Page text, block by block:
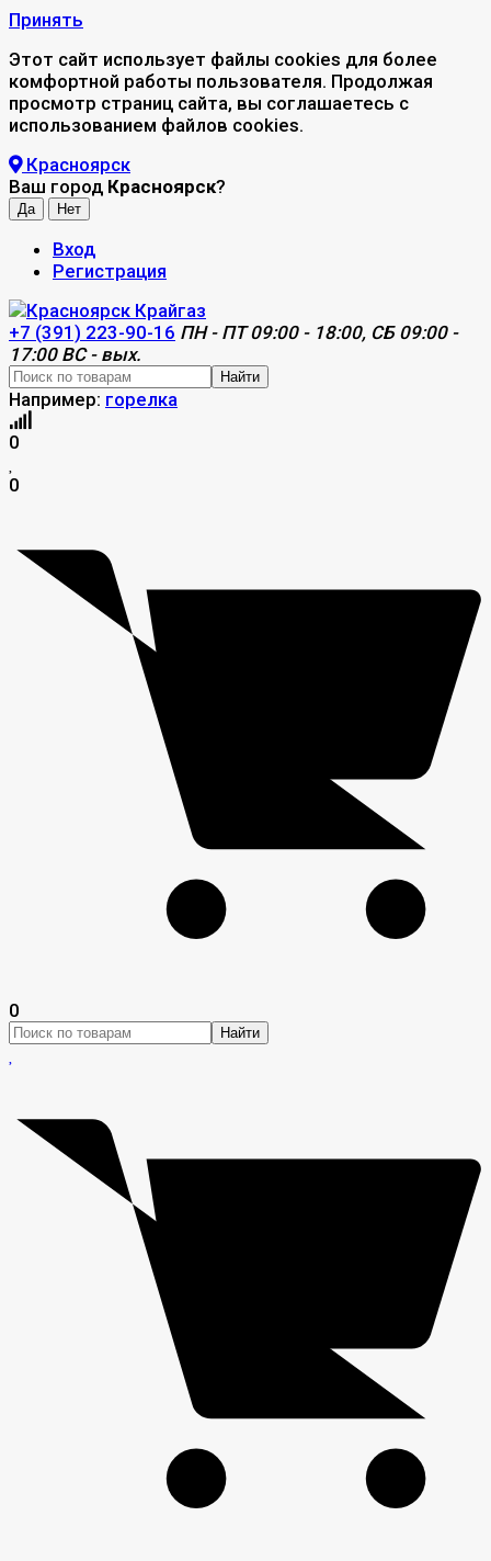
Принять
Этот сайт использует файлы cookies для более
комфортной работы пользователя. Продолжая
просмотр страниц сайта, вы соглашаетесь с
использованием файлов cookies.
Красноярск
Ваш город Красноярск?
Вход
Регистрация
+7 (391) 223-90-16 ПН - ПТ 09:00 - 18:00, СБ 09:00 -
17:00 ВС - вых.
Найти
Например: горелка
0
0
0
Найти